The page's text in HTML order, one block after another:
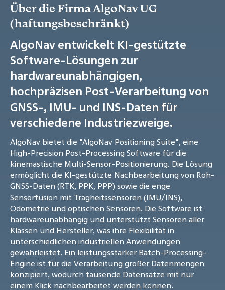
Über die Firma AlgoNav UG
(haftungsbeschränkt)
AlgoNav entwickelt KI-gestützte
Software-Lösungen zur
hardwareunabhängigen,
hochpräzisen Post-Verarbeitung von
GNSS-, IMU- und INS-Daten für
verschiedene Industriezweige.
AlgoNav bietet die "AlgoNav Positioning Suite", eine
High-Precision Post-Processing Software für die
kinemastische Multi-Sensor-Positionierung. Die Lösung
ermöglicht die KI-gestützte Nachbearbeitung von Roh-
GNSS-Daten (RTK, PPK, PPP) sowie die enge
Sensorfusion mit Trägheitssensoren (IMU/INS),
Odometrie und optischen Sensoren. Die Software ist
hardwareunabhängig und unterstützt Sensoren aller
Klassen und Hersteller, was ihre Flexibilität in
unterschiedlichen industriellen Anwendungen
gewährleistet. Ein leistungsstarker Batch-Processing-
Engine ist für die Verarbeitung großer Datenmengen
konzipiert, wodurch tausende Datensätze mit nur
einem Klick nachbearbeitet werden können.